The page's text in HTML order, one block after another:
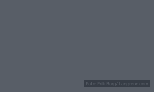
Foto: Erik Borg/ Langrenn.com